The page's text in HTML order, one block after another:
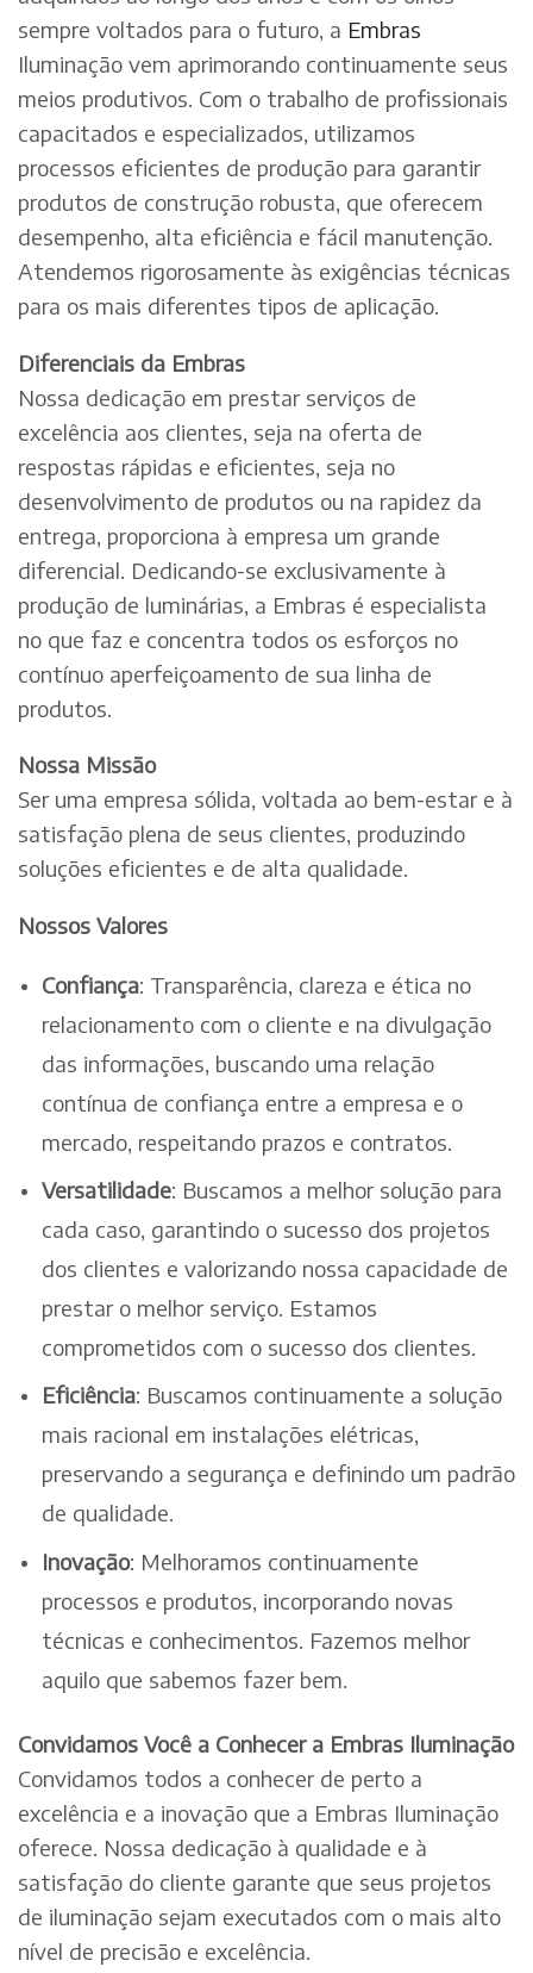
sempre voltados para o futuro, a Embras
Iluminação vem aprimorando continuamente seus
meios produtivos. Com o trabalho de profissionais
capacitados e especializados, utilizamos
processos eficientes de produção para garantir
produtos de construção robusta, que oferecem
desempenho, alta eficiência e fácil manutenção.
Atendemos rigorosamente às exigências técnicas
para os mais diferentes tipos de aplicação.
Diferenciais da Embras
Nossa dedicação em prestar serviços de
excelência aos clientes, seja na oferta de
respostas rápidas e eficientes, seja no
desenvolvimento de produtos ou na rapidez da
entrega, proporciona à empresa um grande
diferencial. Dedicando-se exclusivamente à
produção de luminárias, a Embras é especialista
no que faz e concentra todos os esforços no
contínuo aperfeiçoamento de sua linha de
produtos.
Nossa Missão
Ser uma empresa sólida, voltada ao bem-estar e à
satisfação plena de seus clientes, produzindo
soluções eficientes e de alta qualidade.
Nossos Valores
Confiança: Transparência, clareza e ética no
relacionamento com o cliente e na divulgação
das informações, buscando uma relação
contínua de confiança entre a empresa e o
mercado, respeitando prazos e contratos.
Versatilidade: Buscamos a melhor solução para
cada caso, garantindo o sucesso dos projetos
dos clientes e valorizando nossa capacidade de
prestar o melhor serviço. Estamos
comprometidos com o sucesso dos clientes.
Eficiência: Buscamos continuamente a solução
mais racional em instalações elétricas,
preservando a segurança e definindo um padrão
de qualidade.
Inovação: Melhoramos continuamente
processos e produtos, incorporando novas
técnicas e conhecimentos. Fazemos melhor
aquilo que sabemos fazer bem.
Convidamos Você a Conhecer a Embras Iluminação
Convidamos todos a conhecer de perto a
excelência e a inovação que a Embras Iluminação
oferece. Nossa dedicação à qualidade e à
satisfação do cliente garante que seus projetos
de iluminação sejam executados com o mais alto
nível de precisão e excelência.